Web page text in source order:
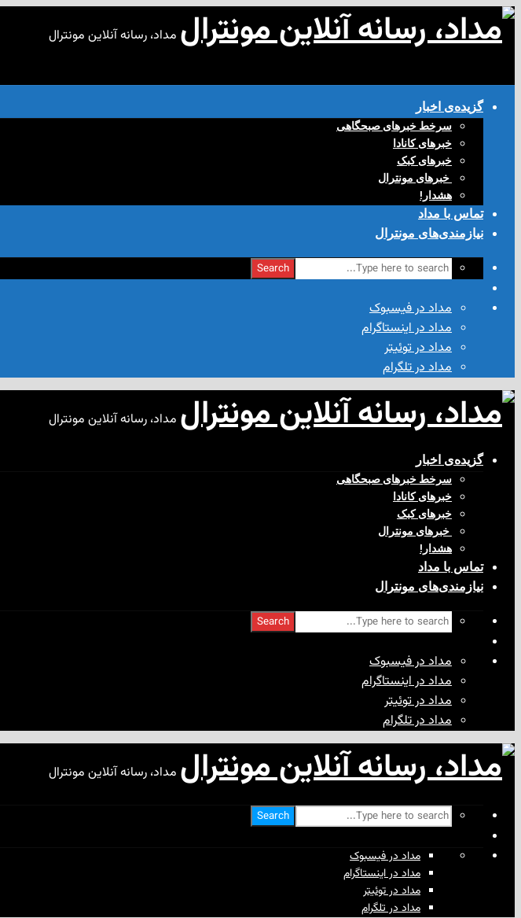
مداد، رسانه آنلاین مونترال
گزیده‌ی‌ اخبار
سرخط خبرهای صبحگاهی
خبرهای کانادا
خبرهای کبک
‌ خبرهای مونترال
هشدار!
تماس با مداد
نیازمندی‌های مونترال
Search
مداد در فیسبوک
مداد در اینستاگرام
مداد در توئیتر
مداد در تلگرام
مداد، رسانه آنلاین مونترال
گزیده‌ی‌ اخبار
سرخط خبرهای صبحگاهی
خبرهای کانادا
خبرهای کبک
‌ خبرهای مونترال
هشدار!
تماس با مداد
نیازمندی‌های مونترال
Search
مداد در فیسبوک
مداد در اینستاگرام
مداد در توئیتر
مداد در تلگرام
مداد، رسانه آنلاین مونترال
Search
مداد در فیسبوک
مداد در اینستاگرام
مداد در توئیتر
مداد در تلگرام